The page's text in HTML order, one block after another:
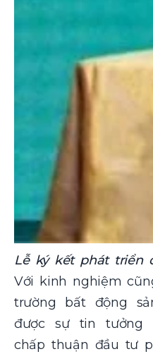
Lễ ký kết phát triển
Với kinh nghiệm
trường bất động
được sự tin tưởng
chấp thuận đầu tư